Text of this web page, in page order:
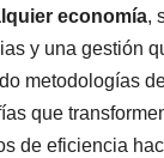
economía,
y una gestión
metodologías
que
de eficiencia